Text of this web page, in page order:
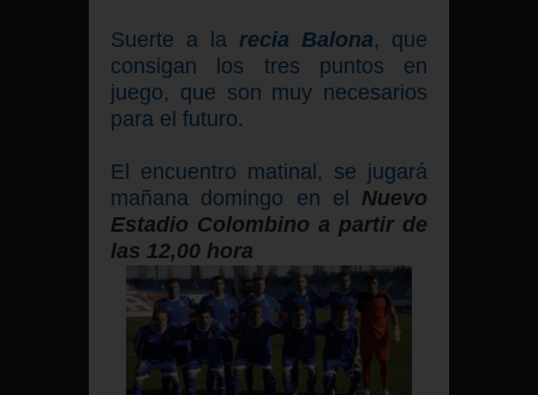
Suerte a la recia Balona, que
consigan los tres puntos en
juego, que son muy necesarios
para el futuro.
El encuentro matinal, se jugará
mañana domingo en el Nuevo
Estadio Colombino a partir de
las 12,00 hora